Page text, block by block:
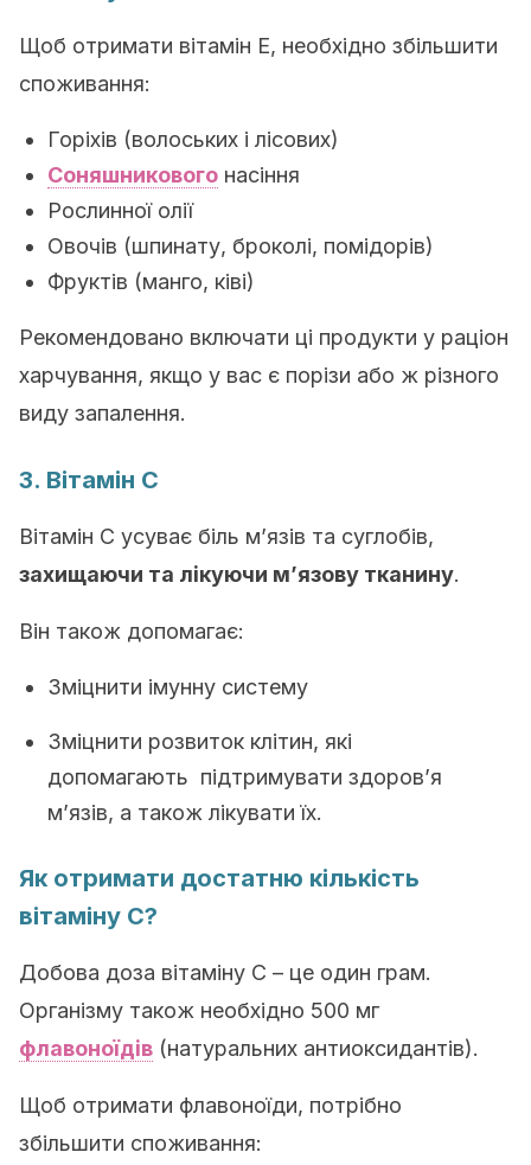
Щоб отримати вітамін Е, необхідно збільшити
споживання:
Горіхів (волоських і лісових)
Соняшникового насіння
Рослинної олії
Овочів (шпинату, броколі, помідорів)
Фруктів (манго, ківі)
Рекомендовано включати ці продукти у раціон
харчування, якщо у вас є порізи або ж різного
виду запалення.
3. Вітамін C
Вітамін C усуває біль м’язів та суглобів,
захищаючи та лікуючи м’язову тканину.
Він також допомагає:
Зміцнити імунну систему
Зміцнити розвиток клітин, які
допомагають підтримувати здоров’я
м’язів, а також лікувати їх.
Як отримати достатню кількість
вітаміну C?
Добова доза вітаміну C – це один грам.
Організму також необхідно 500 мг
флавоноїдів (натуральних антиоксидантів).
Щоб отримати флавоноїди, потрібно
збільшити споживання: